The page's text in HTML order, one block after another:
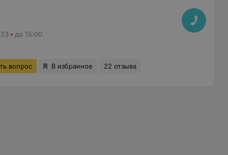
до 15:00
вопрос В избранное 22 отзыва